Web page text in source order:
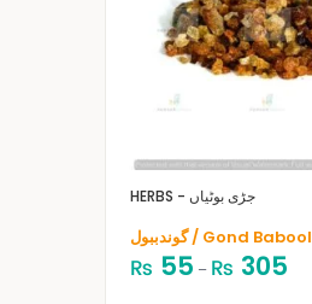
HERBS - جڑی بوٹیاں
گوندببول / Gond Babool
₨ 55 – ₨ 305